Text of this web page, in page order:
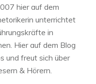
hier auf dem
unterrichtet
in
Hier auf dem Blog
und freut sich über
& Hörern.